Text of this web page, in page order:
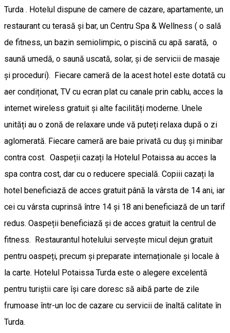
Turda . Hotelul dispune de camere de cazare, apartamente, un
restaurant cu terasă și bar, un Centru Spa & Wellness ( o sală
de fitness, un bazin semiolimpic, o piscină cu apă sarată, o
saună umedă, o saună uscată, solar, și de servicii de masaje
și proceduri). Fiecare cameră de la acest hotel este dotată cu
aer condiționat, TV cu ecran plat cu canale prin cablu, acces la
internet wireless gratuit și alte facilități moderne. Unele
unități au o zonă de relaxare unde vă puteți relaxa după o zi
aglomerată. Fiecare cameră are baie privată cu duș și minibar
contra cost. Oaspeții cazați la Hotelul Potaissa au acces la
spa contra cost, dar cu o reducere specială. Copiii cazați la
hotel beneficiază de acces gratuit până la vârsta de 14 ani, iar
cei cu vârsta cuprinsă între 14 și 18 ani beneficiază de un tarif
redus. Oaspeții beneficiază și de acces gratuit la centrul de
fitness. Restaurantul hotelului servește micul dejun gratuit
pentru oaspeți, precum și preparate internaționale și locale à
la carte. Hotelul Potaissa Turda este o alegere excelentă
pentru turiștii care își care doresc să aibă parte de zile
frumoase într-un loc de cazare cu servicii de înaltă calitate în
Turda.